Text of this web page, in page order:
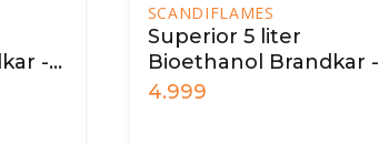
-
SCANDIFLAMES
Superior 5 liter
Bioethanol Brandkar -
100 cm
4.999